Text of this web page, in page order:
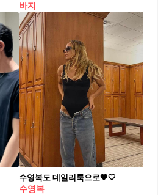
바지
수영복도 데일리룩으로🖤🤍
수영복